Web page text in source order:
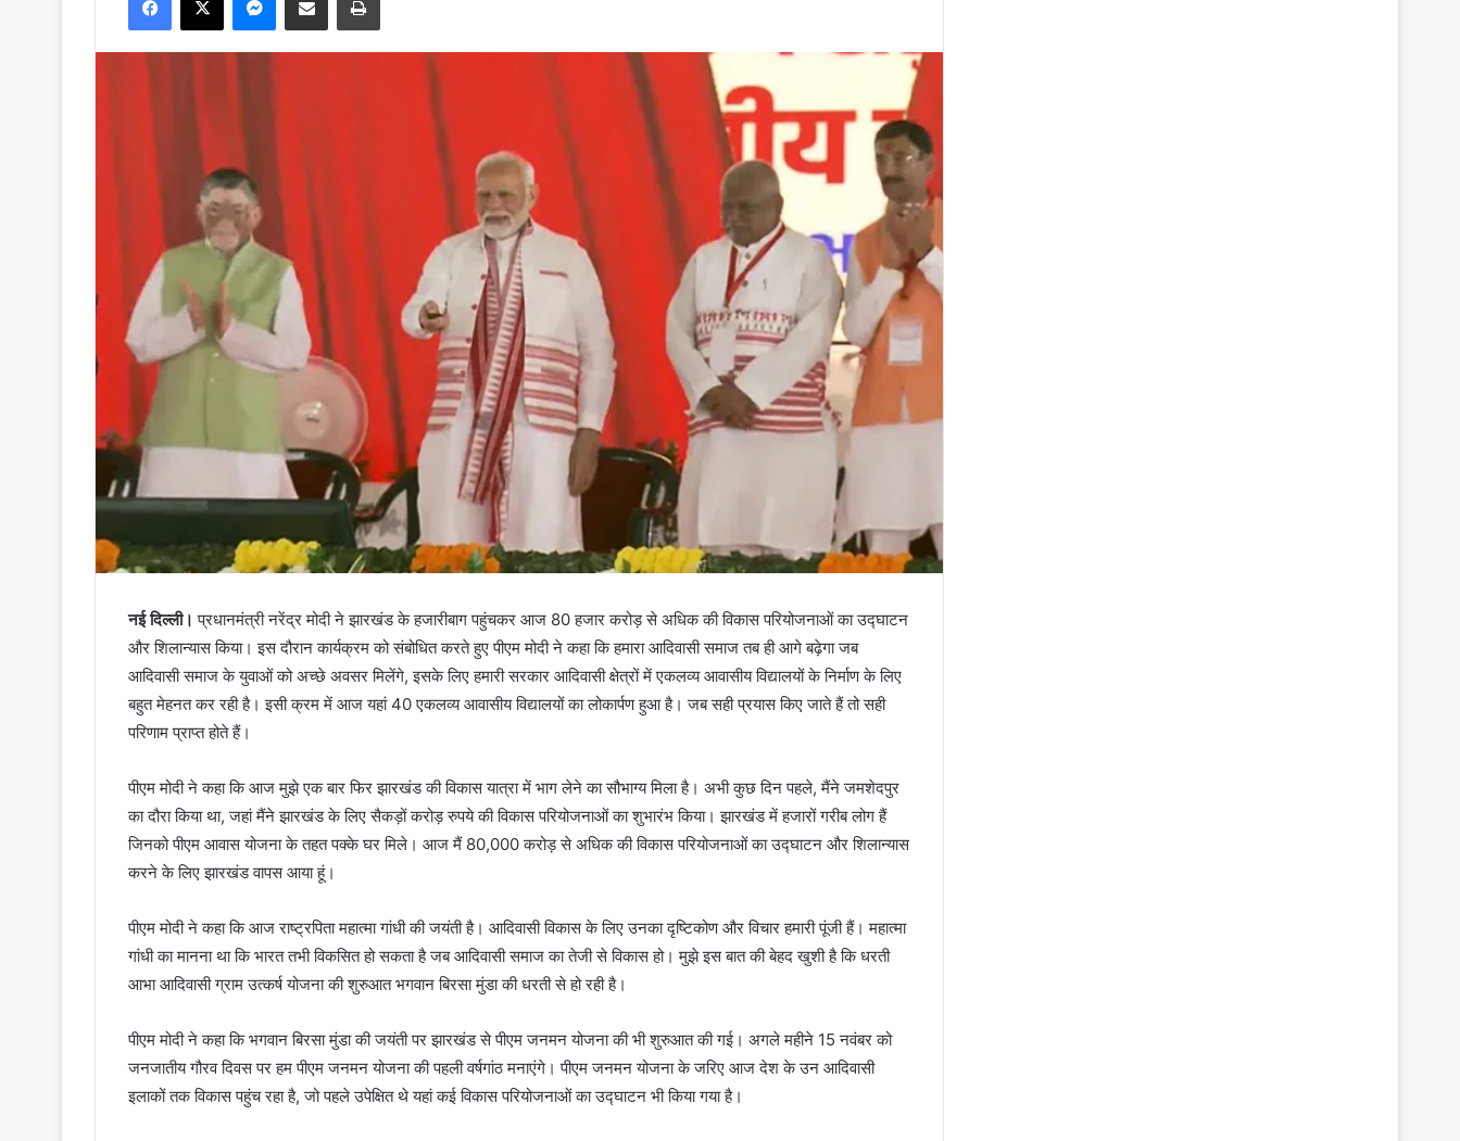
नई दिल्ली। प्रधानमंत्री नरेंद्र मोदी ने झारखंड के हजारीबाग पहुंचकर आज 80 हजार करोड़ से अधिक की विकास परियोजनाओं का उद्घाटन
और शिलान्यास किया। इस दौरान कार्यक्रम को संबोधित करते हुए पीएम मोदी ने कहा कि हमारा आदिवासी समाज तब ही आगे बढ़ेगा जब
आदिवासी समाज के युवाओं को अच्छे अवसर मिलेंगे, इसके लिए हमारी सरकार आदिवासी क्षेत्रों में एकलव्य आवासीय विद्यालयों के निर्माण के लिए
बहुत मेहनत कर रही है। इसी क्रम में आज यहां 40 एकलव्य आवासीय विद्यालयों का लोकार्पण हुआ है। जब सही प्रयास किए जाते हैं तो सही
परिणाम प्राप्त होते हैं।
पीएम मोदी ने कहा कि आज मुझे एक बार फिर झारखंड की विकास यात्रा में भाग लेने का सौभाग्य मिला है। अभी कुछ दिन पहले, मैंने जमशेदपुर
का दौरा किया था, जहां मैंने झारखंड के लिए सैकड़ों करोड़ रुपये की विकास परियोजनाओं का शुभारंभ किया। झारखंड में हजारों गरीब लोग हैं
जिनको पीएम आवास योजना के तहत पक्के घर मिले। आज मैं 80,000 करोड़ से अधिक की विकास परियोजनाओं का उद्घाटन और शिलान्यास
करने के लिए झारखंड वापस आया हूं।
पीएम मोदी ने कहा कि आज राष्ट्रपिता महात्मा गांधी की जयंती है। आदिवासी विकास के लिए उनका दृष्टिकोण और विचार हमारी पूंजी हैं। महात्मा
गांधी का मानना ​​था कि भारत तभी विकसित हो सकता है जब आदिवासी समाज का तेजी से विकास हो। मुझे इस बात की बेहद खुशी है कि धरती
आभा आदिवासी ग्राम उत्कर्ष योजना की शुरुआत भगवान बिरसा मुंडा की धरती से हो रही है।
पीएम मोदी ने कहा कि भगवान बिरसा मुंडा की जयंती पर झारखंड से पीएम जनमन योजना की भी शुरुआत की गई। अगले महीने 15 नवंबर को
जनजातीय गौरव दिवस पर हम पीएम जनमन योजना की पहली वर्षगांठ मनाएंगे। पीएम जनमन योजना के जरिए आज देश के उन आदिवासी
इलाकों तक विकास पहुंच रहा है, जो पहले उपेक्षित थे यहां कई विकास परियोजनाओं का उद्घाटन भी किया गया है।